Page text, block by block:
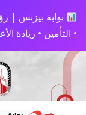
بوابة بيزنس |
• التأمين • ريادة